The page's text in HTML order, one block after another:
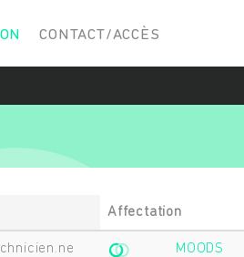
CONTACT/ACCÈS
Affectation
MOODS